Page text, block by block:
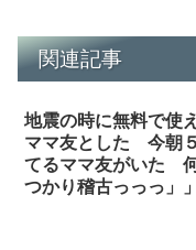
関連記事
地震の時に無料で使
ママ友とした 今朝
てるママ友がいた
つかり稽古っっっ」」